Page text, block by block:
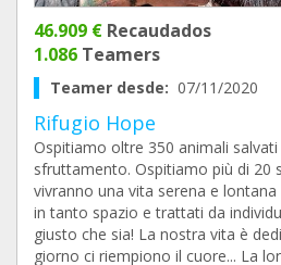
46.909 € Recaudados
1.086 Teamers
Teamer desde: 07/11/2020
Rifugio Hope
Ospitiamo oltre 350 animali
sfruttamento. Ospitiamo più di 20
vivranno una vita serena e
in tanto spazio e trattati da
giusto che sia! La nostra vita è
giorno ci riempiono il cuore... La